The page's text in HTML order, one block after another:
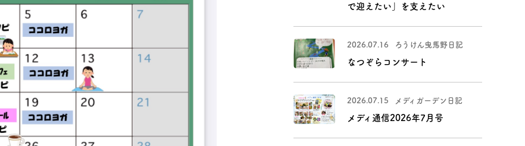
で迎えたい」を支えたい
2026.07.16 ろうけん曳馬野日記
なつぞらコンサート
2026.07.15 メディガーデン日記
メディ通信2026年7月号